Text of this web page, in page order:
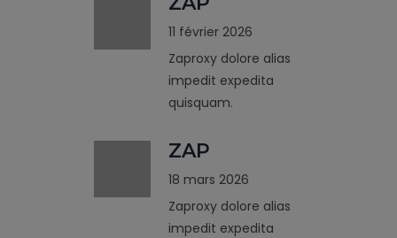
11 février 2026
Zaproxy dolore alias
impedit expedita
quisquam.
ZAP
18 mars 2026
Zaproxy dolore alias
impedit expedita